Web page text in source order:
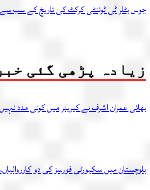
جوس بٹلر ٹی ٹوئنٹی کرکٹ کی تاریخ کے سب سے
زیادہ پڑھی گئی
بھائی عمران اشرف نے کیریئر میں کوئی مدد
بلوچستان میں سکیورٹی فورسز کی دو کارروائیاں، 12 دہشتگرد ہلاک، ٹھکانہ بھی